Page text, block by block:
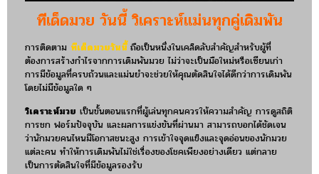
ทีเด็ดมวย วันนี้ วิเคราะห์แม่นทุกคู่เดิมพัน
การติดตาม ทีเด็ดมวยวันนี้ ถือเป็นหนึ่งในเคล็ดลับสำคัญสำหรับผู้ที่
ต้องการสร้างกำไรจากการเดิมพันมวย ไม่ว่าจะเป็นมือใหม่หรือเซียนเก่า
การมีข้อมูลที่ครบถ้วนและแม่นยำจะช่วยให้คุณตัดสินใจได้ดีกว่าการเดิมพัน
โดยไม่มีข้อมูลใด ๆ
วิเคราะห์มวย เป็นขั้นตอนแรกที่ผู้เล่นทุกคนควรให้ความสำคัญ การดูสถิติ
การชก ฟอร์มปัจจุบัน และผลการแข่งขันที่ผ่านมา สามารถบอกได้ชัดเจน
ว่านักมวยคนไหนมีโอกาสชนะสูง การเข้าใจจุดแข็งและจุดอ่อนของนักมวย
แต่ละคน ทำให้การเดิมพันไม่ใช่เรื่องของโชคเพียงอย่างเดียว แต่กลาย
เป็นการตัดสินใจที่มีข้อมูลรองรับ